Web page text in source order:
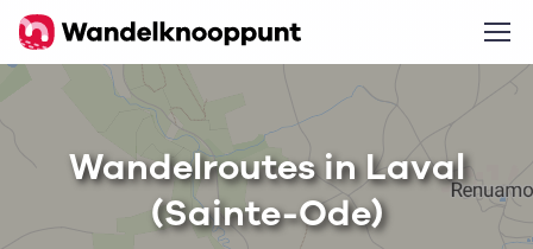
Wandelroutes in Laval
(Sainte-Ode)